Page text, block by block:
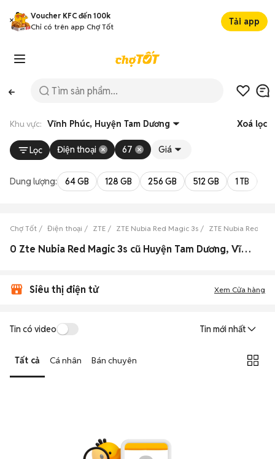
Voucher KFC đến 100k
Chỉ có trên app Chợ Tốt
Tải app
Khu vực: Vĩnh Phúc, Huyện Tam Dương Xoá lọc
Lọc Điện thoại 67 Giá
Dung lượng: 64 GB 128 GB 256 GB 512 GB 1 TB
Chợ Tốt Điện thoại ZTE ZTE Nubia Red Magic 3s ZTE Nubia Red
0 Zte Nubia Red Magic 3s cũ Huyện Tam Dương, Vĩnh Phúc đẹp
Siêu thị điện tử Xem Cửa hàng
Tin có video Tin mới nhất
Tất cả Cá nhân Bán chuyên